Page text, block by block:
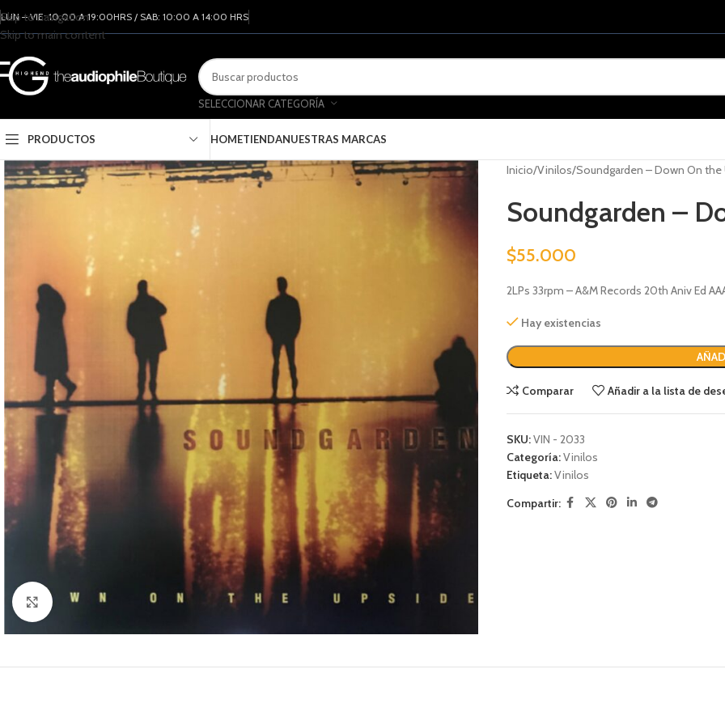
Skip to navigation
Skip to main content
LUN – VIE: 10:00 A 19:00HRS / SAB: 10:00 A 14:00 HRS
SELECCIONAR CATEGORÍA
PRODUCTOS HOMETIENDANUESTRAS MARCAS
Clic para ampliar
Inicio Vinilos Soundgarden – Down On the
Soundgarden –
$55.000
2LPs 33rpm – A&M Records 20th Aniv Ed
Hay existencias
Comparar Añadir a la lista de
SKU:VIN - 2033
Categoría:Vinilos
Etiqueta:Vinilos
Compartir: